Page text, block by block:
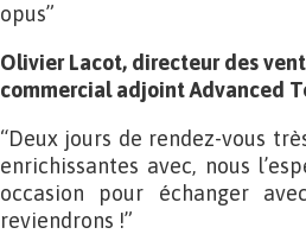
opus”
Olivier Lacot, directeur des
commercial adjoint Advanced
“Deux jours de rendez-vous
enrichissantes avec, nous
occasion pour échanger
reviendrons !”